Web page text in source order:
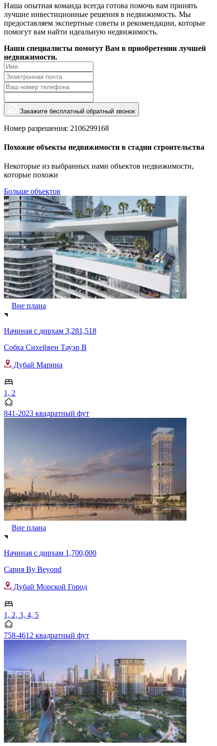
Наша опытная команда всегда готова помочь вам принять
лучшие инвестиционные решения в недвижимость. Мы
предоставляем экспертные советы и рекомендации, которые
помогут вам найти идеальную недвижимость.
Наши специалисты помогут Вам в приобретении лучшей
недвижимости.
Закажите бесплатный обратный звонок
Номер разрешения: 2106299168
Похожие объекты недвижимости в стадии строительства
Некоторые из выбранных нами объектов недвижимости,
которые похожи
Больше объектов
Вне плана
Начиная с дирхам 3,281,518
Собха Сихейвен Тауэр B
Дубай Марина
1, 2
841-2023 квадратный фут
Вне плана
Начиная с дирхам 1,700,000
Сария By Beyond
Дубай Морской Город
1, 2, 3, 4, 5
758-4612 квадратный фут